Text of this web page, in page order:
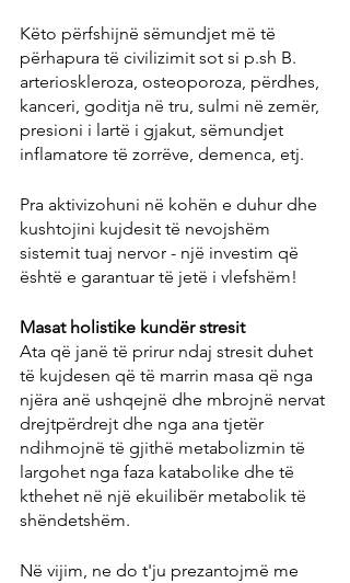
Këto përfshijnë sëmundjet më të
përhapura të civilizimit sot si p.sh B.
arterioskleroza, osteoporoza, përdhes,
kanceri, goditja në tru, sulmi në zemër,
presioni i lartë i gjakut, sëmundjet
inflamatore të zorrëve, demenca, etj.
Pra aktivizohuni në kohën e duhur dhe
kushtojini kujdesit të nevojshëm
sistemit tuaj nervor - një investim që
është e garantuar të jetë i vlefshëm!
Masat holistike kundër stresit
Ata që janë të prirur ndaj stresit duhet
të kujdesen që të marrin masa që nga
njëra anë ushqejnë dhe mbrojnë nervat
drejtpërdrejt dhe nga ana tjetër
ndihmojnë të gjithë metabolizmin të
largohet nga faza katabolike dhe të
kthehet në një ekuilibër metabolik të
shëndetshëm.
Në vijim, ne do t'ju prezantojmë me